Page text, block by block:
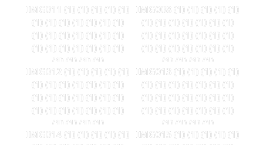
IMG011 (1) (1) (1) (1) (1)
(1) (1) (1) (1) (1) (1) (1)
(1) (1) (1) (1) (1) (1) (1)
(1) (1) (1) (1) (1) (1) (1)
(1) (1) (1) (1)
IMG008 (1) (1) (1) (1) (1)
(1) (1) (1) (1) (1) (1) (1)
(1) (1) (1) (1) (1) (1) (1)
(1) (1) (1) (1) (1) (1) (1)
(1) (1) (1) (1)
IMG012 (1) (1) (1) (1) (1)
(1) (1) (1) (1) (1) (1) (1)
(1) (1) (1) (1) (1) (1) (1)
(1) (1) (1) (1) (1) (1) (1)
(1) (1) (1) (1)
IMG013 (1) (1) (1) (1) (1)
(1) (1) (1) (1) (1) (1) (1)
(1) (1) (1) (1) (1) (1) (1)
(1) (1) (1) (1) (1) (1) (1)
(1) (1) (1) (1)
IMG014 (1) (1) (1) (1) (1) IMG015 (1) (1) (1) (1) (1)